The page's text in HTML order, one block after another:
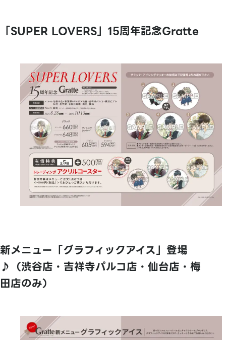
「SUPER LOVERS」15周年記念Gratte
新メニュー「グラフィックアイス」登場
♪（渋谷店・吉祥寺パルコ店・仙台店・梅
田店のみ）